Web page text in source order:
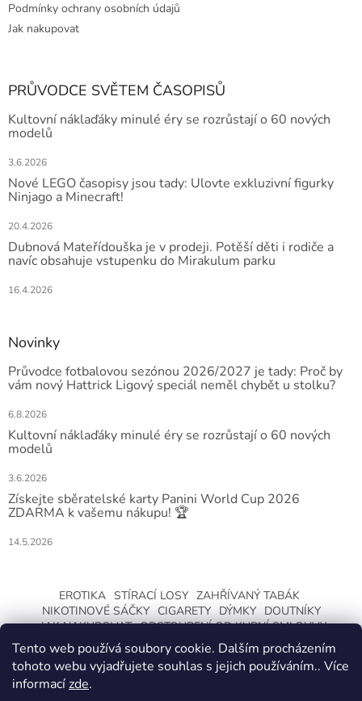
Tento web používá soubory cookie. Dalším procházením
tohoto webu vyjadřujete souhlas s jejich používáním.. Více
informacízde.
Podmínky ochrany osobních údajů
Jak nakupovat
PRŮVODCE SVĚTEM ČASOPISŮ
Kultovní náklaďáky minulé éry se rozrůstají o 60 nových
modelů
3.6.2026
Nové LEGO časopisy jsou tady: Ulovte exkluzivní figurky
Ninjago a Minecraft!
20.4.2026
Dubnová Mateřídouška je v prodeji. Potěší děti i rodiče a
navíc obsahuje vstupenku do Mirakulum parku
16.4.2026
Novinky
Průvodce fotbalovou sezónou 2026/2027 je tady: Proč by
vám nový Hattrick Ligový speciál neměl chybět u stolku?
6.8.2026
Kultovní náklaďáky minulé éry se rozrůstají o 60 nových
modelů
3.6.2026
Získejte sběratelské karty Panini World Cup 2026
ZDARMA k vašemu nákupu! 🏆
14.5.2026
EROTIKA STÍRACÍ LOSY ZAHŘÍVANÝ TABÁK
NIKOTINOVÉ SÁČKY CIGARETY DÝMKY
DOUTNÍKY
JAK NAKUPOVAT ODSTOUPENÍ OD KUPNÍ SMLOUVY